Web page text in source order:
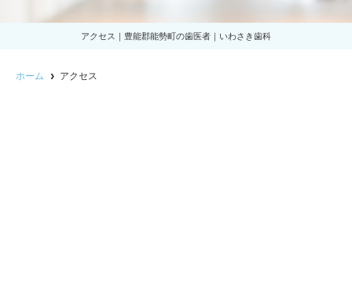
アクセス｜豊能郡能勢町の歯医者｜いわさき歯科
ホーム アクセス